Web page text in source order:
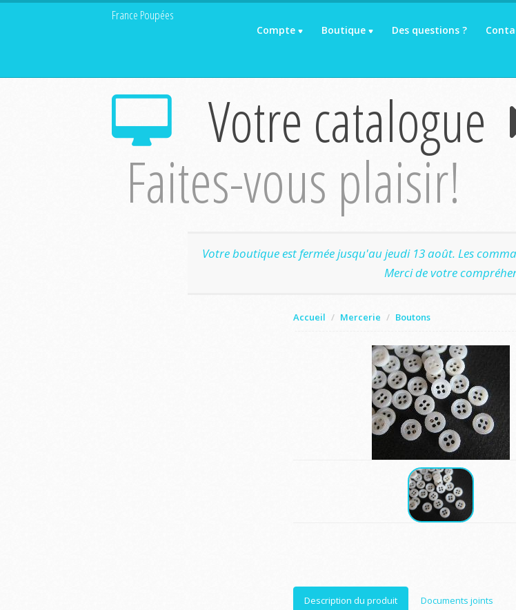
France Poupées
Compte Boutique Des questions ?
Votre catalogue
Faites-vous plaisir!
Votre boutique est fermée jusqu'au jeudi 13 août. Les
Merci de votre
Accueil Mercerie Boutons
Description du produit
Documents joints